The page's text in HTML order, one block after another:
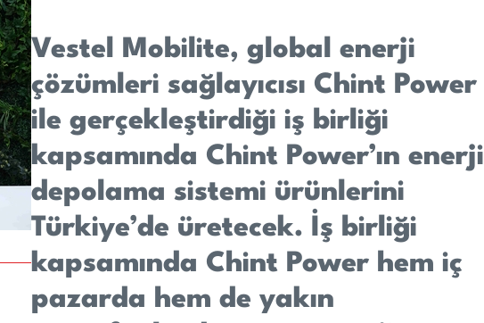
Vestel Mobilite, global enerji
çözümleri sağlayıcısı Chint Power
ile gerçekleştirdiği iş birliği
kapsamında Chint Power’ın enerji
depolama sistemi ürünlerini
Türkiye’de üretecek. İş birliği
kapsamında Chint Power hem iç
pazarda hem de yakın